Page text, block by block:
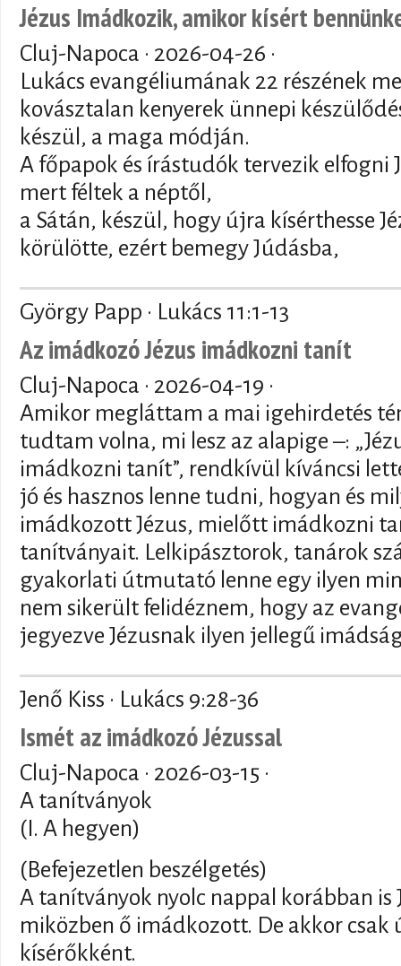
Jézus Imádkozik, amikor kísért
Cluj-Napoca · 2026-04-26 ·
Lukács evangéliumának 22 részének
kovásztalan kenyerek ünnepi
készül, a maga módján.
A főpapok és írástudók tervezik elfogni
mert féltek a néptől,
a Sátán, készül, hogy újra kísérthesse
körülötte, ezért bemegy Júdásba,
György Papp · Lukács 11:1-13
Az imádkozó Jézus imádkozni tanít
Cluj-Napoca · 2026-04-19 ·
Amikor megláttam a mai igehirdetés
tudtam volna, mi lesz az alapige –:
imádkozni tanít”, rendkívül kíváncsi
jó és hasznos lenne tudni, hogyan és
imádkozott Jézus, mielőtt imádkozni
tanítványait. Lelkipásztorok, tanárok
gyakorlati útmutató lenne egy ilyen
nem sikerült felidéznem, hogy az
jegyezve Jézusnak ilyen jellegű
Jenő Kiss · Lukács 9:28-36
Ismét az imádkozó Jézussal
Cluj-Napoca · 2026-03-15 ·
A tanítványok
(I. A hegyen)
(Befejezetlen beszélgetés)
A tanítványok nyolc nappal korábban is
miközben ő imádkozott. De akkor csak
kísérőkként.